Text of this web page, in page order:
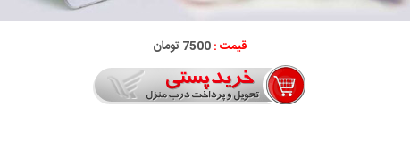
قیمت :7500 تومان